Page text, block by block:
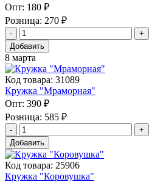
Опт: 180 ₽
Розница: 270 ₽
Добавить
8 марта
Код товара: 31089
Кружка "Мраморная"
Опт: 390 ₽
Розница: 585 ₽
Добавить
Код товара: 25906
Кружка "Коровушка"